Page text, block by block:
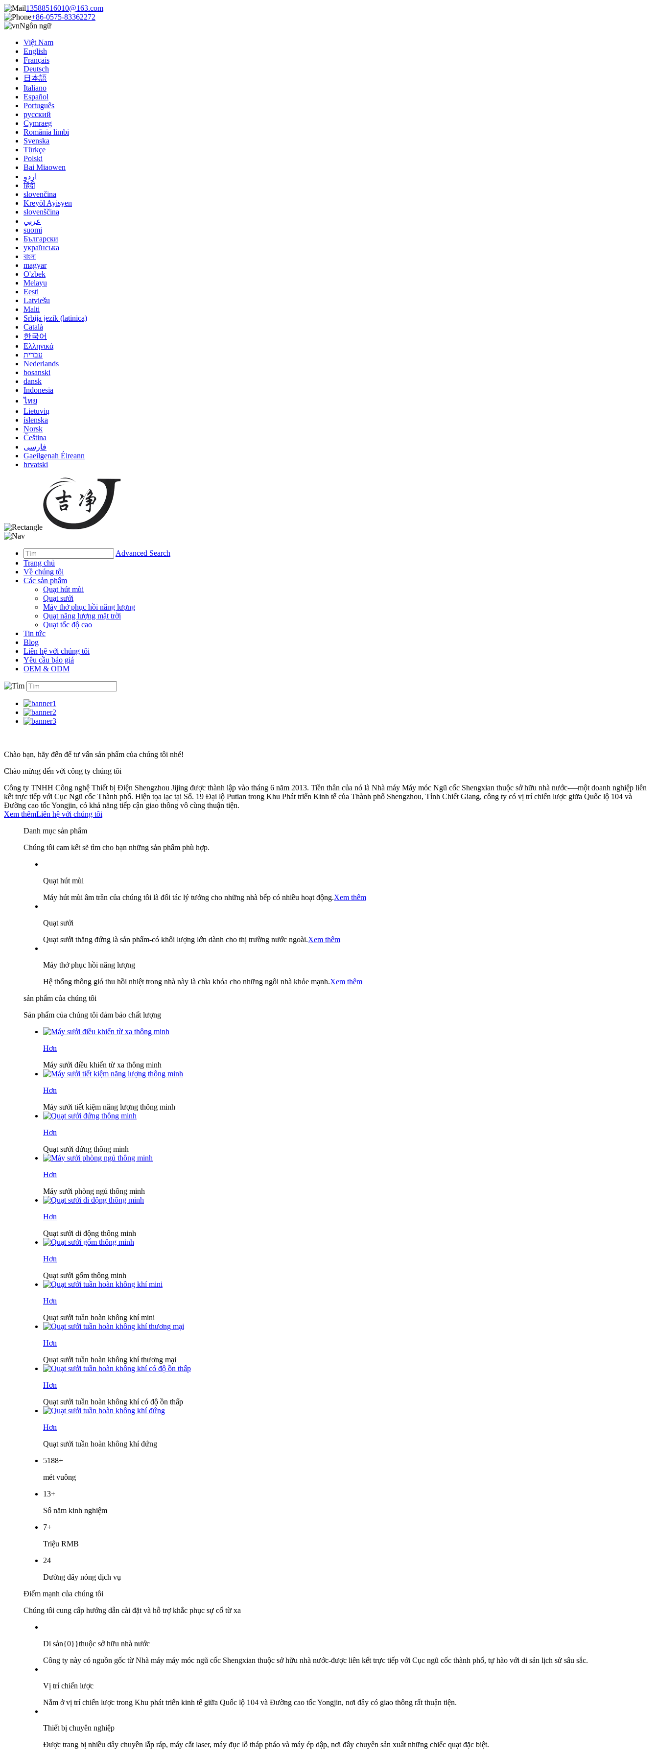
13588516010@163.com
+86-0575-83362272
Ngôn ngữ
Việt Nam
English
Français
Deutsch
日本語
Italiano
Español
Português
русский
Cymraeg
România limbi
Svenska
Türkçe
Polski
Bai Miaowen
اردو
हिंदी
slovenčina
Kreyòl Ayisyen
slovenščina
عربي
suomi
Български
українська
বাংলা
magyar
O'zbek
Melayu
Eesti
Latviešu
Malti
Srbija jezik (latinica)
Català
한국어
Ελληνικά
עברית
Nederlands
bosanski
dansk
Indonesia
ไทย
Lietuvių
íslenska
Norsk
Čeština
فارسی
Gaeilgenah Éireann
hrvatski
Advanced Search
Trang chủ
Về chúng tôi
Các sản phẩm
Quạt hút mùi
Quạt sưởi
Máy thở phục hồi năng lượng
Quạt năng lượng mặt trời
Quạt tốc độ cao
Tin tức
Blog
Liên hệ với chúng tôi
Yêu cầu báo giá
OEM & ODM
Chào bạn, hãy đến để tư vấn sản phẩm của chúng tôi nhé!
Chào mừng đến với công ty chúng tôi
Công ty TNHH Công nghệ Thiết bị Điện Shengzhou Jijing được thành lập vào tháng 6 năm 2013. Tiền thân của nó là Nhà máy Máy móc Ngũ cốc Shengxian thuộc sở hữu nhà nước-—một doanh nghiệp liên
kết trực tiếp với Cục Ngũ cốc Thành phố. Hiện tọa lạc tại Số. 19 Đại lộ Putian trong Khu Phát triển Kinh tế của Thành phố Shengzhou, Tỉnh Chiết Giang, công ty có vị trí chiến lược giữa Quốc lộ 104 và
Đường cao tốc Yongjin, có khả năng tiếp cận giao thông vô cùng thuận tiện.
Xem thêmLiên hệ với chúng tôi
Danh mục sản phẩm
Chúng tôi cam kết sẽ tìm cho bạn những sản phẩm phù hợp.
Quạt hút mùi
Máy hút mùi âm trần của chúng tôi là đối tác lý tưởng cho những nhà bếp có nhiều hoạt động.Xem thêm
Quạt sưởi
Quạt sưởi thẳng đứng là sản phẩm-có khối lượng lớn dành cho thị trường nước ngoài.Xem thêm
Máy thở phục hồi năng lượng
Hệ thống thông gió thu hồi nhiệt trong nhà này là chìa khóa cho những ngôi nhà khỏe mạnh.Xem thêm
sản phẩm của chúng tôi
Sản phẩm của chúng tôi đảm bảo chất lượng
Hơn
Máy sưởi điều khiển từ xa thông minh
Hơn
Máy sưởi tiết kiệm năng lượng thông minh
Hơn
Quạt sưởi đứng thông minh
Hơn
Máy sưởi phòng ngủ thông minh
Hơn
Quạt sưởi di động thông minh
Hơn
Quạt sưởi gốm thông minh
Hơn
Quạt sưởi tuần hoàn không khí mini
Hơn
Quạt sưởi tuần hoàn không khí thương mại
Hơn
Quạt sưởi tuần hoàn không khí có độ ồn thấp
Hơn
Quạt sưởi tuần hoàn không khí đứng
5188+
mét vuông
13+
Số năm kinh nghiệm
7+
Triệu RMB
24
Đường dây nóng dịch vụ
Điểm mạnh của chúng tôi
Chúng tôi cung cấp hướng dẫn cài đặt và hỗ trợ khắc phục sự cố từ xa
Di sản{0}}thuộc sở hữu nhà nước
Công ty này có nguồn gốc từ Nhà máy máy móc ngũ cốc Shengxian thuộc sở hữu nhà nước-được liên kết trực tiếp với Cục ngũ cốc thành phố, tự hào với di sản lịch sử sâu sắc.
Vị trí chiến lược
Nằm ở vị trí chiến lược trong Khu phát triển kinh tế giữa Quốc lộ 104 và Đường cao tốc Yongjin, nơi đây có giao thông rất thuận tiện.
Thiết bị chuyên nghiệp
Được trang bị nhiều dây chuyền lắp ráp, máy cắt laser, máy đục lỗ tháp pháo và máy ép dập, nơi đây chuyên sản xuất những chiếc quạt đặc biệt.